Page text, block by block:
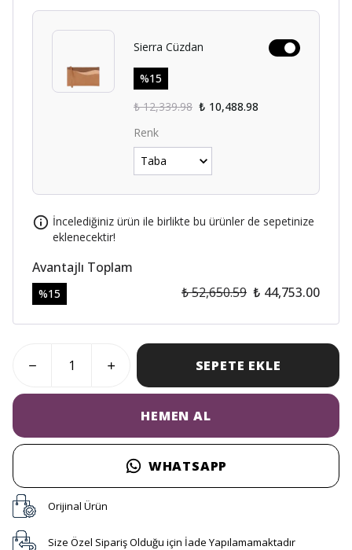
Sierra Cüzdan
%15
₺ 12,339.98 ₺ 10,488.98
Renk
İncelediğiniz ürün ile birlikte bu ürünler de sepetinize
eklenecektir!
Avantajlı Toplam
%15 ₺ 52,650.59 ₺ 44,753.00
SEPETE EKLE
HEMEN AL
WHATSAPP
Orijinal Ürün
Size Özel Sipariş Olduğu için İade Yapılamamaktadır